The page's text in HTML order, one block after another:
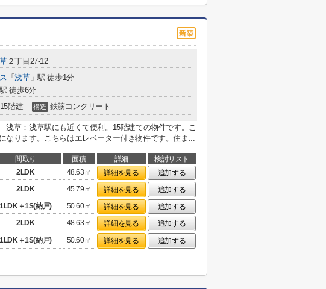
２丁目27-12
「浅草」駅 徒歩1分
徒歩6分
15階建 構造 鉄筋コンクリート
草：浅草駅にも近くて便利。15階建ての物件です。こ
なります。こちらはエレベーター付き物件です。住ま...
間取り 面積 詳細
検討リスト
2LDK 48.63㎡ 詳細を見る
追加する
2LDK 45.79㎡ 詳細を見る
追加する
1LDK＋1S(納戸) 50.60㎡ 詳細を見る
追加する
2LDK 48.63㎡ 詳細を見る
追加する
1LDK＋1S(納戸) 50.60㎡ 詳細を見る 追加する